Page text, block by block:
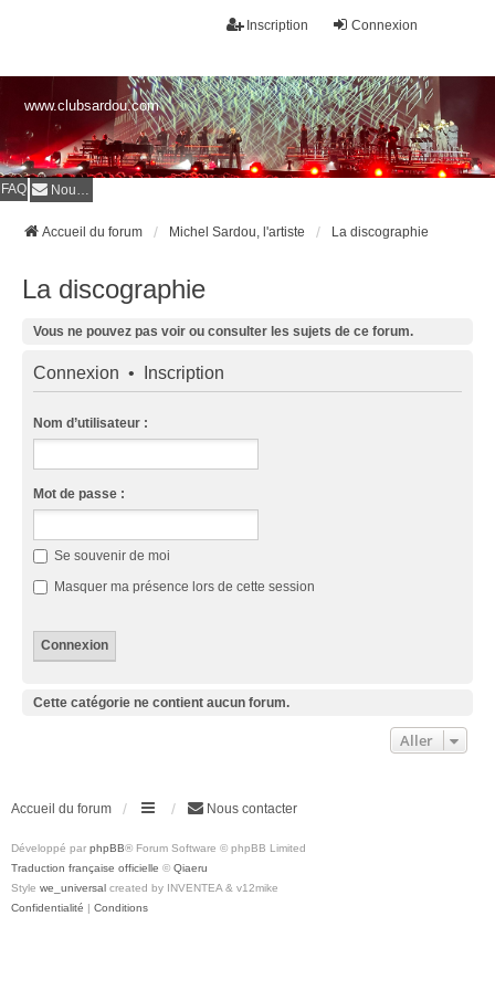
Connexion
Inscription
www.clubsardou.com
FAQ Nous contacter
Accueil du forum Michel Sardou, l'artiste La discographie
La discographie
Vous ne pouvez pas voir ou consulter les sujets de ce forum.
Connexion • Inscription
Nom d’utilisateur :
Mot de passe :
Se souvenir de moi
Masquer ma présence lors de cette session
Cette catégorie ne contient aucun forum.
Aller
Accueil du forum Nous contacter
Développé par phpBB® Forum Software © phpBB Limited
Traduction française officielle © Qiaeru
Style we_universal created by INVENTEA & v12mike
Confidentialité | Conditions